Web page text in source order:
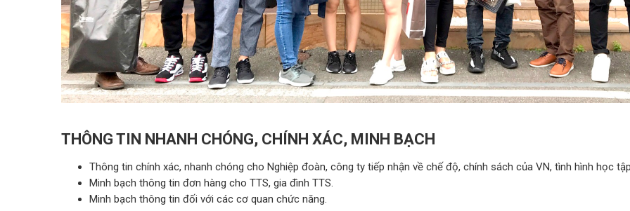
THÔNG TIN NHANH CHÓNG, CHÍNH XÁC, MINH BẠCH
Thông tin chính xác, nhanh chóng cho Nghiệp đoàn, công ty tiếp nhận về chế độ, chính sách của VN, tình hình học
Minh bạch thông tin đơn hàng cho TTS, gia đình TTS.
Minh bạch thông tin đối với các cơ quan chức năng.